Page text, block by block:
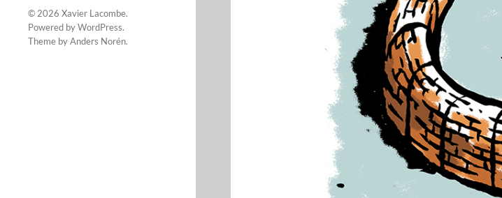
© 2026 Xavier Lacombe.
Powered byWordPress.
Theme byAnders Norén.